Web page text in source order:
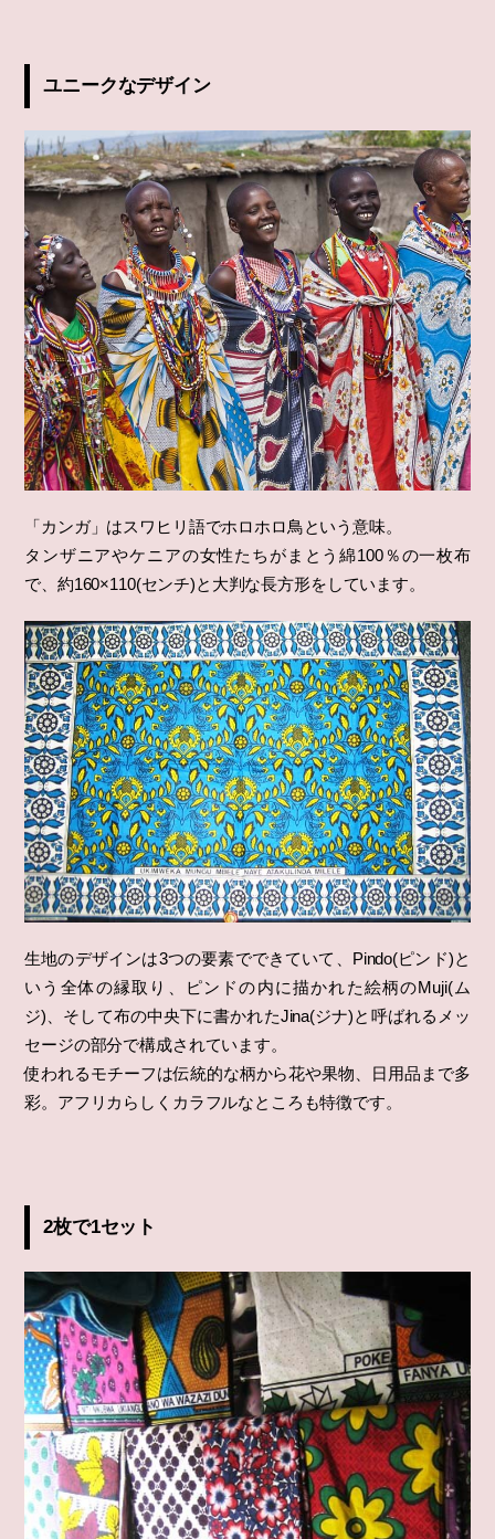
ユニークなデザイン
「カンガ」はスワヒリ語でホロホロ鳥という意味。
タンザニアやケニアの女性たちがまとう綿100％の一枚布
で、約160×110(センチ)と大判な長方形をしています。
生地のデザインは3つの要素でできていて、Pindo(ピンド)と
いう全体の縁取り、ピンドの内に描かれた絵柄のMuji(ム
ジ)、そして布の中央下に書かれたJina(ジナ)と呼ばれるメッ
セージの部分で構成されています。
使われるモチーフは伝統的な柄から花や果物、日用品まで多
彩。アフリカらしくカラフルなところも特徴です。
2枚で1セット